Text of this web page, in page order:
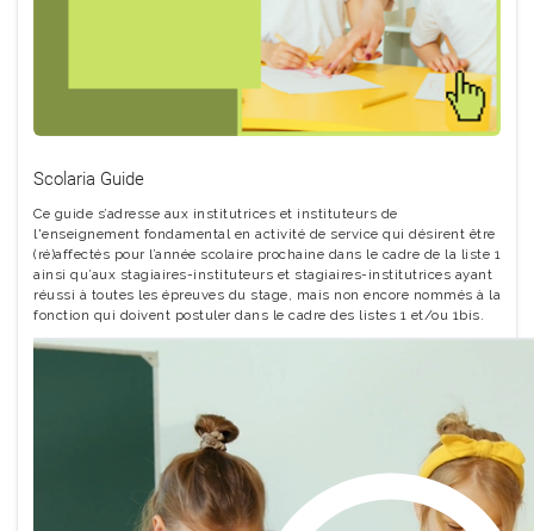
Scolaria Guide
Ce guide s’adresse aux institutrices et instituteurs de
l'enseignement fondamental en activité de service qui désirent être
(ré)affectés pour l’année scolaire prochaine dans le cadre de la liste 1
ainsi qu’aux stagiaires-instituteurs et stagiaires-institutrices ayant
réussi à toutes les épreuves du stage, mais non encore nommés à la
fonction qui doivent postuler dans le cadre des listes 1 et/ou 1bis.